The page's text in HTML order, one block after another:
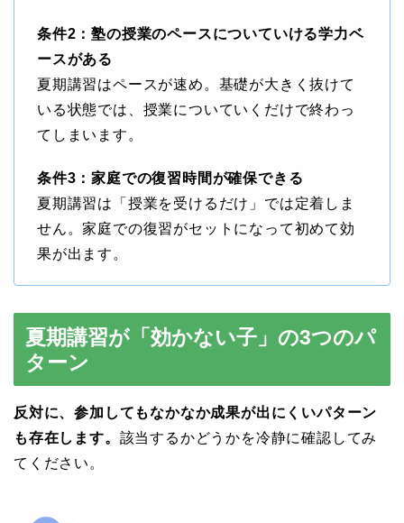
条件2：塾の授業のペースについていける学力ベ
ースがある
夏期講習はペースが速め。基礎が大きく抜けて
いる状態では、授業についていくだけで終わっ
てしまいます。
条件3：家庭での復習時間が確保できる
夏期講習は「授業を受けるだけ」では定着しま
せん。家庭での復習がセットになって初めて効
果が出ます。
夏期講習が「効かない子」の3つのパ
ターン
反対に、参加してもなかなか成果が出にくいパターン
も存在します。 該当するかどうかを冷静に確認してみ
てください。